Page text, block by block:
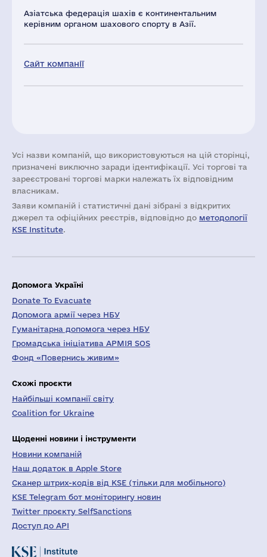
Азіатська федерація шахів є континентальним
керівним органом шахового спорту в Азії.
Сайт компанії
Усі назви компаній, що використовуються на цій сторінці,
призначені виключно заради ідентифікації. Усі торгові та
зареєстровані торгові марки належать їх відповідним
власникам.
Заяви компаній i статистичні дані зібрані з відкритих
джерел та офіційних реєстрів, відповідно до методології
KSE Institute.
Допомога Україні
Donate To Evacuate
Допомога армії через НБУ
Гуманітарна допомога через НБУ
Громадська ініціатива АРМІЯ SOS
Фонд «Повернись живим»
Схожі проєкти
Найбільші компанії світу
Coalition for Ukraine
Щоденні новини і інструменти
Новини компаній
Наш додаток в Apple Store
Сканер штрих-кодів від KSE (тільки для мобільного)
KSE Telegram бот моніторингу новин
Twitter проєкту SelfSanctions
Доступ до API